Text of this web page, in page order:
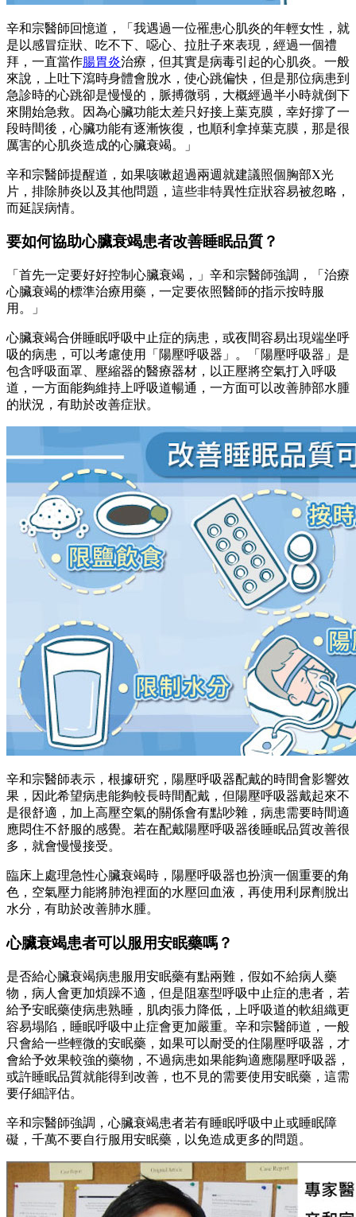
辛和宗醫師回憶道，「我遇過一位罹患心肌炎的年輕女性，就
是以感冒症狀、吃不下、噁心、拉肚子來表現，經過一個禮
拜，一直當作腸胃炎治療，但其實是病毒引起的心肌炎。一般
來說，上吐下瀉時身體會脫水，使心跳偏快，但是那位病患到
急診時的心跳卻是慢慢的，脈搏微弱，大概經過半小時就倒下
來開始急救。因為心臟功能太差只好接上葉克膜，幸好撐了一
段時間後，心臟功能有逐漸恢復，也順利拿掉葉克膜，那是很
厲害的心肌炎造成的心臟衰竭。」
辛和宗醫師提醒道，如果咳嗽超過兩週就建議照個胸部X光
片，排除肺炎以及其他問題，這些非特異性症狀容易被忽略，
而延誤病情。
要如何協助心臟衰竭患者改善睡眠品質？
「首先一定要好好控制心臟衰竭，」辛和宗醫師強調，「治療
心臟衰竭的標準治療用藥，一定要依照醫師的指示按時服
用。」
心臟衰竭合併睡眠呼吸中止症的病患，或夜間容易出現端坐呼
吸的病患，可以考慮使用「陽壓呼吸器」。「陽壓呼吸器」是
包含呼吸面罩、壓縮器的醫療器材，以正壓將空氣打入呼吸
道，一方面能夠維持上呼吸道暢通，一方面可以改善肺部水腫
的狀況，有助於改善症狀。
辛和宗醫師表示，根據研究，陽壓呼吸器配戴的時間會影響效
果，因此希望病患能夠較長時間配戴，但陽壓呼吸器戴起來不
是很舒適，加上高壓空氣的關係會有點吵雜，病患需要時間適
應悶住不舒服的感覺。若在配戴陽壓呼吸器後睡眠品質改善很
多，就會慢慢接受。
臨床上處理急性心臟衰竭時，陽壓呼吸器也扮演一個重要的角
色，空氣壓力能將肺泡裡面的水壓回血液，再使用利尿劑脫出
水分，有助於改善肺水腫。
心臟衰竭患者可以服用安眠藥嗎？
是否給心臟衰竭病患服用安眠藥有點兩難，假如不給病人藥
物，病人會更加煩躁不適，但是阻塞型呼吸中止症的患者，若
給予安眠藥使病患熟睡，肌肉張力降低，上呼吸道的軟組織更
容易塌陷，睡眠呼吸中止症會更加嚴重。辛和宗醫師道，一般
只會給一些輕微的安眠藥，如果可以耐受的住陽壓呼吸器，才
會給予效果較強的藥物，不過病患如果能夠適應陽壓呼吸器，
或許睡眠品質就能得到改善，也不見的需要使用安眠藥，這需
要仔細評估。
辛和宗醫師強調，心臟衰竭患者若有睡眠呼吸中止或睡眠障
礙，千萬不要自行服用安眠藥，以免造成更多的問題。